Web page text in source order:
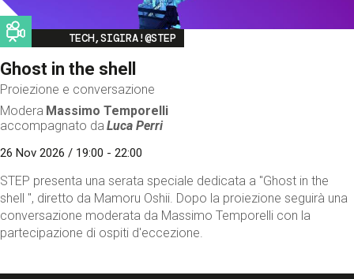
Image
TECH,SIGIRA!@STEP
Ghost in the shell
Proiezione e conversazione
Modera Massimo Temporelli
accompagnato da Luca Perri
26 Nov 2026 / 19:00 - 22:00
STEP presenta una serata speciale dedicata a "Ghost in the
shell ", diretto da Mamoru Oshii. Dopo la proiezione seguirà una
conversazione moderata da Massimo Temporelli con la
partecipazione di ospiti d'eccezione.